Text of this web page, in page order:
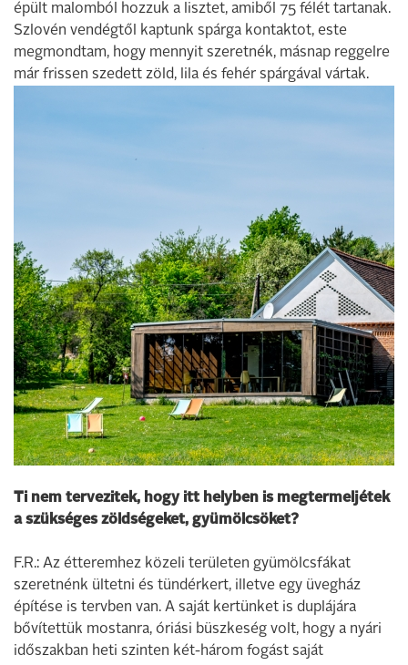
épült malomból hozzuk a lisztet, amiből 75 félét tartanak.
Szlovén vendégtől kaptunk spárga kontaktot, este
megmondtam, hogy mennyit szeretnék, másnap reggelre
már frissen szedett zöld, lila és fehér spárgával vártak.
Ti nem tervezitek, hogy itt helyben is megtermeljétek
a szükséges zöldségeket, gyümölcsöket?
F.R.: Az étteremhez közeli területen gyümölcsfákat
szeretnénk ültetni és tündérkert, illetve egy üvegház
építése is tervben van. A saját kertünket is duplájára
bővítettük mostanra, óriási büszkeség volt, hogy a nyári
időszakban heti szinten két-három fogást saját